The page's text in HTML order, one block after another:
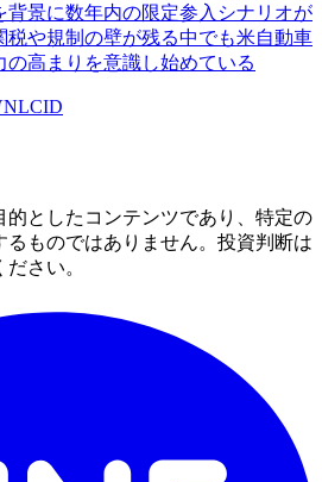
背景に数年内の限定参入シナリオが
税や規制の壁が残る中でも米自動車
高まりを意識し始めている
LCID
的としたコンテンツであり、特定の
ものではありません。投資判断は
さい。